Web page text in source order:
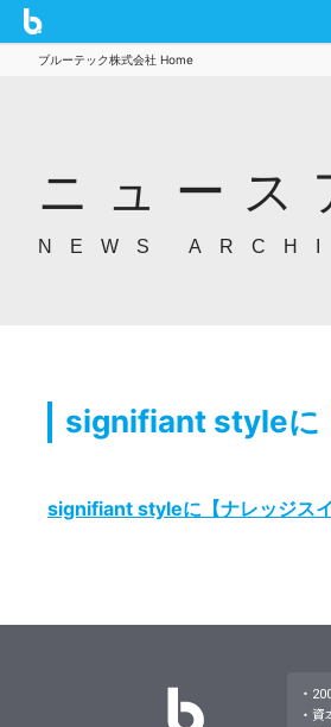
ブルーテック株式会社 Home
ニュース
NEWS
signifiant styleに
signifiant styleに【ナレッジス
・
・